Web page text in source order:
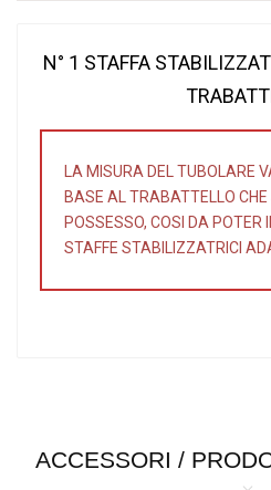
N° 1 STAFFA
LA MISURA DEL TUBOLARE
BASE AL TRABATTELLO CHE
POSSESSO, COSI DA POTER
STAFFE STABILIZZATRICI
ACCESSORI /